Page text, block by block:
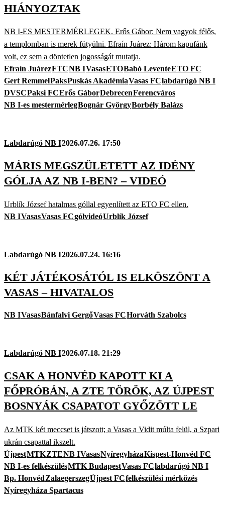
HIÁNYOZTAK
NB I-ES MESTERMÉRLEGEK. Erős Gábor: Nem vagyok félős,
a templomban is merek fütyülni. Efraín Juárez: Három kapufánk
volt, ez sem a döntetlen jogosságát mutatja.
Efraín JuárezFTCNB IVasasETOBabó LeventeETO FC
Gert RemmelPaksPuskás AkadémiaVasas FClabdarúgó NB I
DVSCPaksi FCErős GáborDebrecenFerencváros
NB I-es mestermérlegBognár GyörgyBorbély Balázs
Labdarúgó NB I2026.07.26. 17:50
MÁRIS MEGSZÜLETETT AZ IDÉNY
GÓLJA AZ NB I-BEN? – VIDEÓ
Urblík József hatalmas góllal egyenlített az ETO FC ellen.
NB IVasasVasas FCgólvideóUrblík József
Labdarúgó NB I2026.07.24. 16:16
KÉT JÁTÉKOSÁTÓL IS ELKÖSZÖNT A
VASAS – HIVATALOS
NB IVasasBánfalvi GergőVasas FCHorváth Szabolcs
Labdarúgó NB I2026.07.18. 21:29
CSAK A HONVÉD KAPOTT KI A
FŐPRÓBÁN, A ZTE TÖRÖK, AZ ÚJPEST
BOSNYÁK CSAPATOT GYŐZÖTT LE
Az MTK két meccset is játszott; a Vasas a Vidit múlta felül, a Szpari
ukrán csapattal ikszelt.
ÚjpestMTKZTENB IVasasNyíregyházaKispest-Honvéd FC
NB I-es felkészülésMTK BudapestVasas FClabdarúgó NB I
Bp. HonvédZalaegerszegÚjpest FCfelkészülési mérkőzés
Nyíregyháza Spartacus